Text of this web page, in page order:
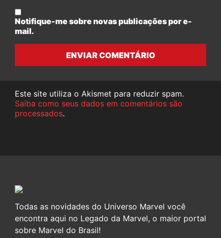
Notifique-me sobre novas publicações por e-
mail.
ENVIAR COMENTÁRIO
Este site utiliza o Akismet para reduzir spam.
Saiba como seus dados em comentários são
processados.
Todas as novidades do Universo Marvel você
encontra aqui no Legado da Marvel, o maior portal
sobre Marvel do Brasil!